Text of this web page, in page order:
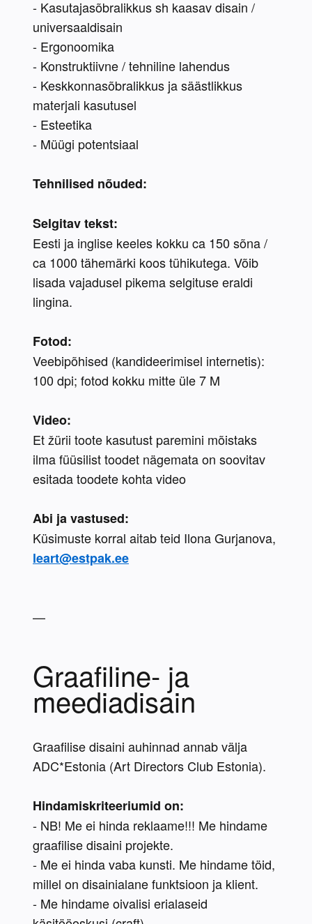
- Kasutajasõbralikkus sh kaasav disain /
universaaldisain
- Ergonoomika
- Konstruktiivne / tehniline lahendus
- Keskkonnasõbralikkus ja säästlikkus
materjali kasutusel
- Esteetika
- Müügi potentsiaal
Tehnilised nõuded:
Selgitav tekst:
Eesti ja inglise keeles kokku ca 150 sõna /
ca 1000 tähemärki koos tühikutega. Võib
lisada vajadusel pikema selgituse eraldi
lingina.
Fotod:
Veebipõhised (kandideerimisel internetis):
100 dpi; fotod kokku mitte üle 7 M
Video:
Et žürii toote kasutust paremini mõistaks
ilma füüsilist toodet nägemata on soovitav
esitada toodete kohta video
Abi ja vastused:
leart@estpak.ee
—
Graafiline- ja
meediadisain
Graafilise disaini auhinnad annab välja
ADC*Estonia (Art Directors Club Estonia).
Hindamiskriteeriumid on:
- NB! Me ei hinda reklaame!!! Me hindame
graafilise disaini projekte.
- Me ei hinda vaba kunsti. Me hindame töid,
millel on disainialane funktsioon ja klient.
- Me hindame oivalisi erialaseid